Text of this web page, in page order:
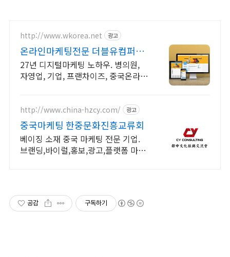
http://www.wkorea.net 광고
온라인마케팅전문 더블유컴퍼니
27년 노하우
27년 디지털마케팅 노하우. 병의원,
자영업, 기업, 프랜차이즈, 중국온라인
http://www.china-hzcy.com/ 광고
중국마케팅 한중문화진흥교류회
베이징 소재 중국 마케팅 전문 기업.
브랜딩,바이럴,홍보,광고,플랫폼 마케
공감 구독하기